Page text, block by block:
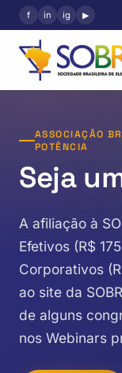
f in ig ▶
ASSOCIAÇÃO
POTÊNCIA
Seja
A afiliação à
Efetivos (R$
Corporativos
ao site da
de alguns
nos Webinars